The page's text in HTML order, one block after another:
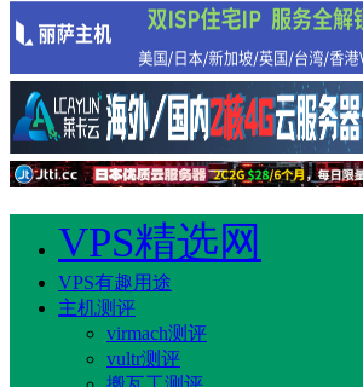
VPS精选网
VPS有趣用途
主机测评
virmach测评
vultr测评